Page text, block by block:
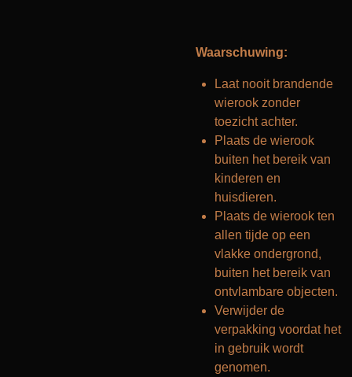
Waarschuwing:
Laat nooit brandende
wierook zonder
toezicht achter.
Plaats de wierook
buiten het bereik van
kinderen en
huisdieren.
Plaats de wierook ten
allen tijde op een
vlakke ondergrond,
buiten het bereik van
ontvlambare objecten.
Verwijder de
verpakking voordat het
in gebruik wordt
genomen.